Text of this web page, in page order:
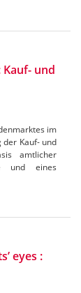
und
im
der Kauf- und
amtlicher
und eines
eyes :